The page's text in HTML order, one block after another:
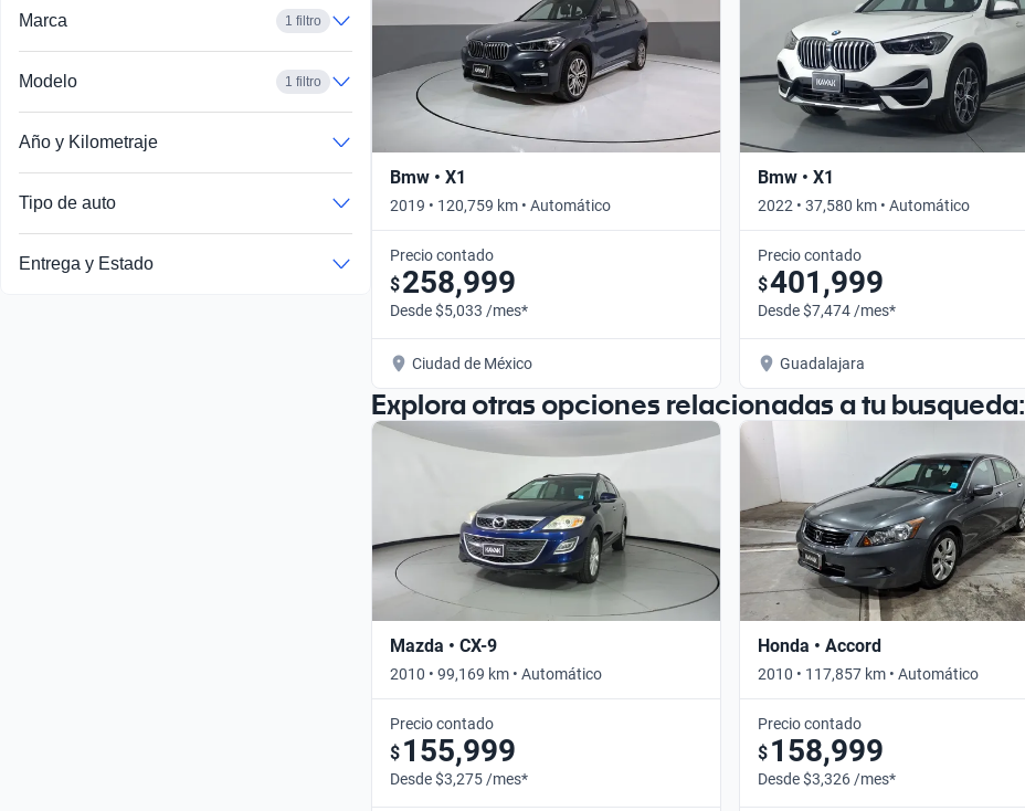
Marca 1 filtro
Modelo 1 filtro
Año y Kilometraje
Tipo de auto
Entrega y Estado
Bmw • X1
2019 • 120,759 km • Automático
Precio contado
$258,999
Desde $5,033 /mes*
Ciudad de México
Bmw • X1
2022 • 37,580 km • Automático
Precio contado
$401,999
Desde $7,474 /mes*
Guadalajara
Explora otras opciones relacionadas a tu busqueda:
Mazda • CX-9
2010 • 99,169 km • Automático
Precio contado
$ 155,999
Desde $3,275 /mes*
Honda • Accord
2010 • 117,857 km • Automático
Precio contado
$ 158,999
Desde $3,326 /mes*